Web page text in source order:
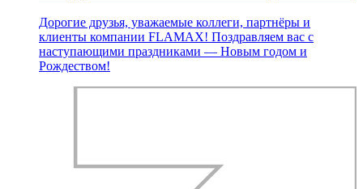
Дорогие друзья, уважаемые коллеги, партнёры и
клиенты компании FLAMAX! Поздравляем вас с
наступающими праздниками — Новым годом и
Рождеством!